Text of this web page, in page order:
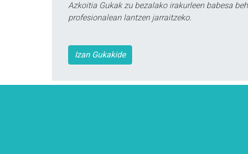
Azkoitia Gukak zu bezalako irakurleen babesa
profesionalean lantzen jarraitzeko.
Izan Gukakide